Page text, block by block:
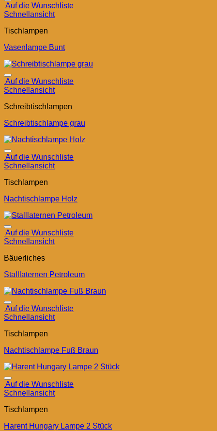
Auf die Wunschliste
Schnellansicht
Tischlampen
Vasenlampe Bunt
Auf die Wunschliste
Schnellansicht
Schreibtischlampen
Schreibtischlampe grau
Auf die Wunschliste
Schnellansicht
Tischlampen
Nachtischlampe Holz
Auf die Wunschliste
Schnellansicht
Bäuerliches
Stalllaternen Petroleum
Auf die Wunschliste
Schnellansicht
Tischlampen
Nachtischlampe Fuß Braun
Auf die Wunschliste
Schnellansicht
Tischlampen
Harent Hungary Lampe 2 Stück